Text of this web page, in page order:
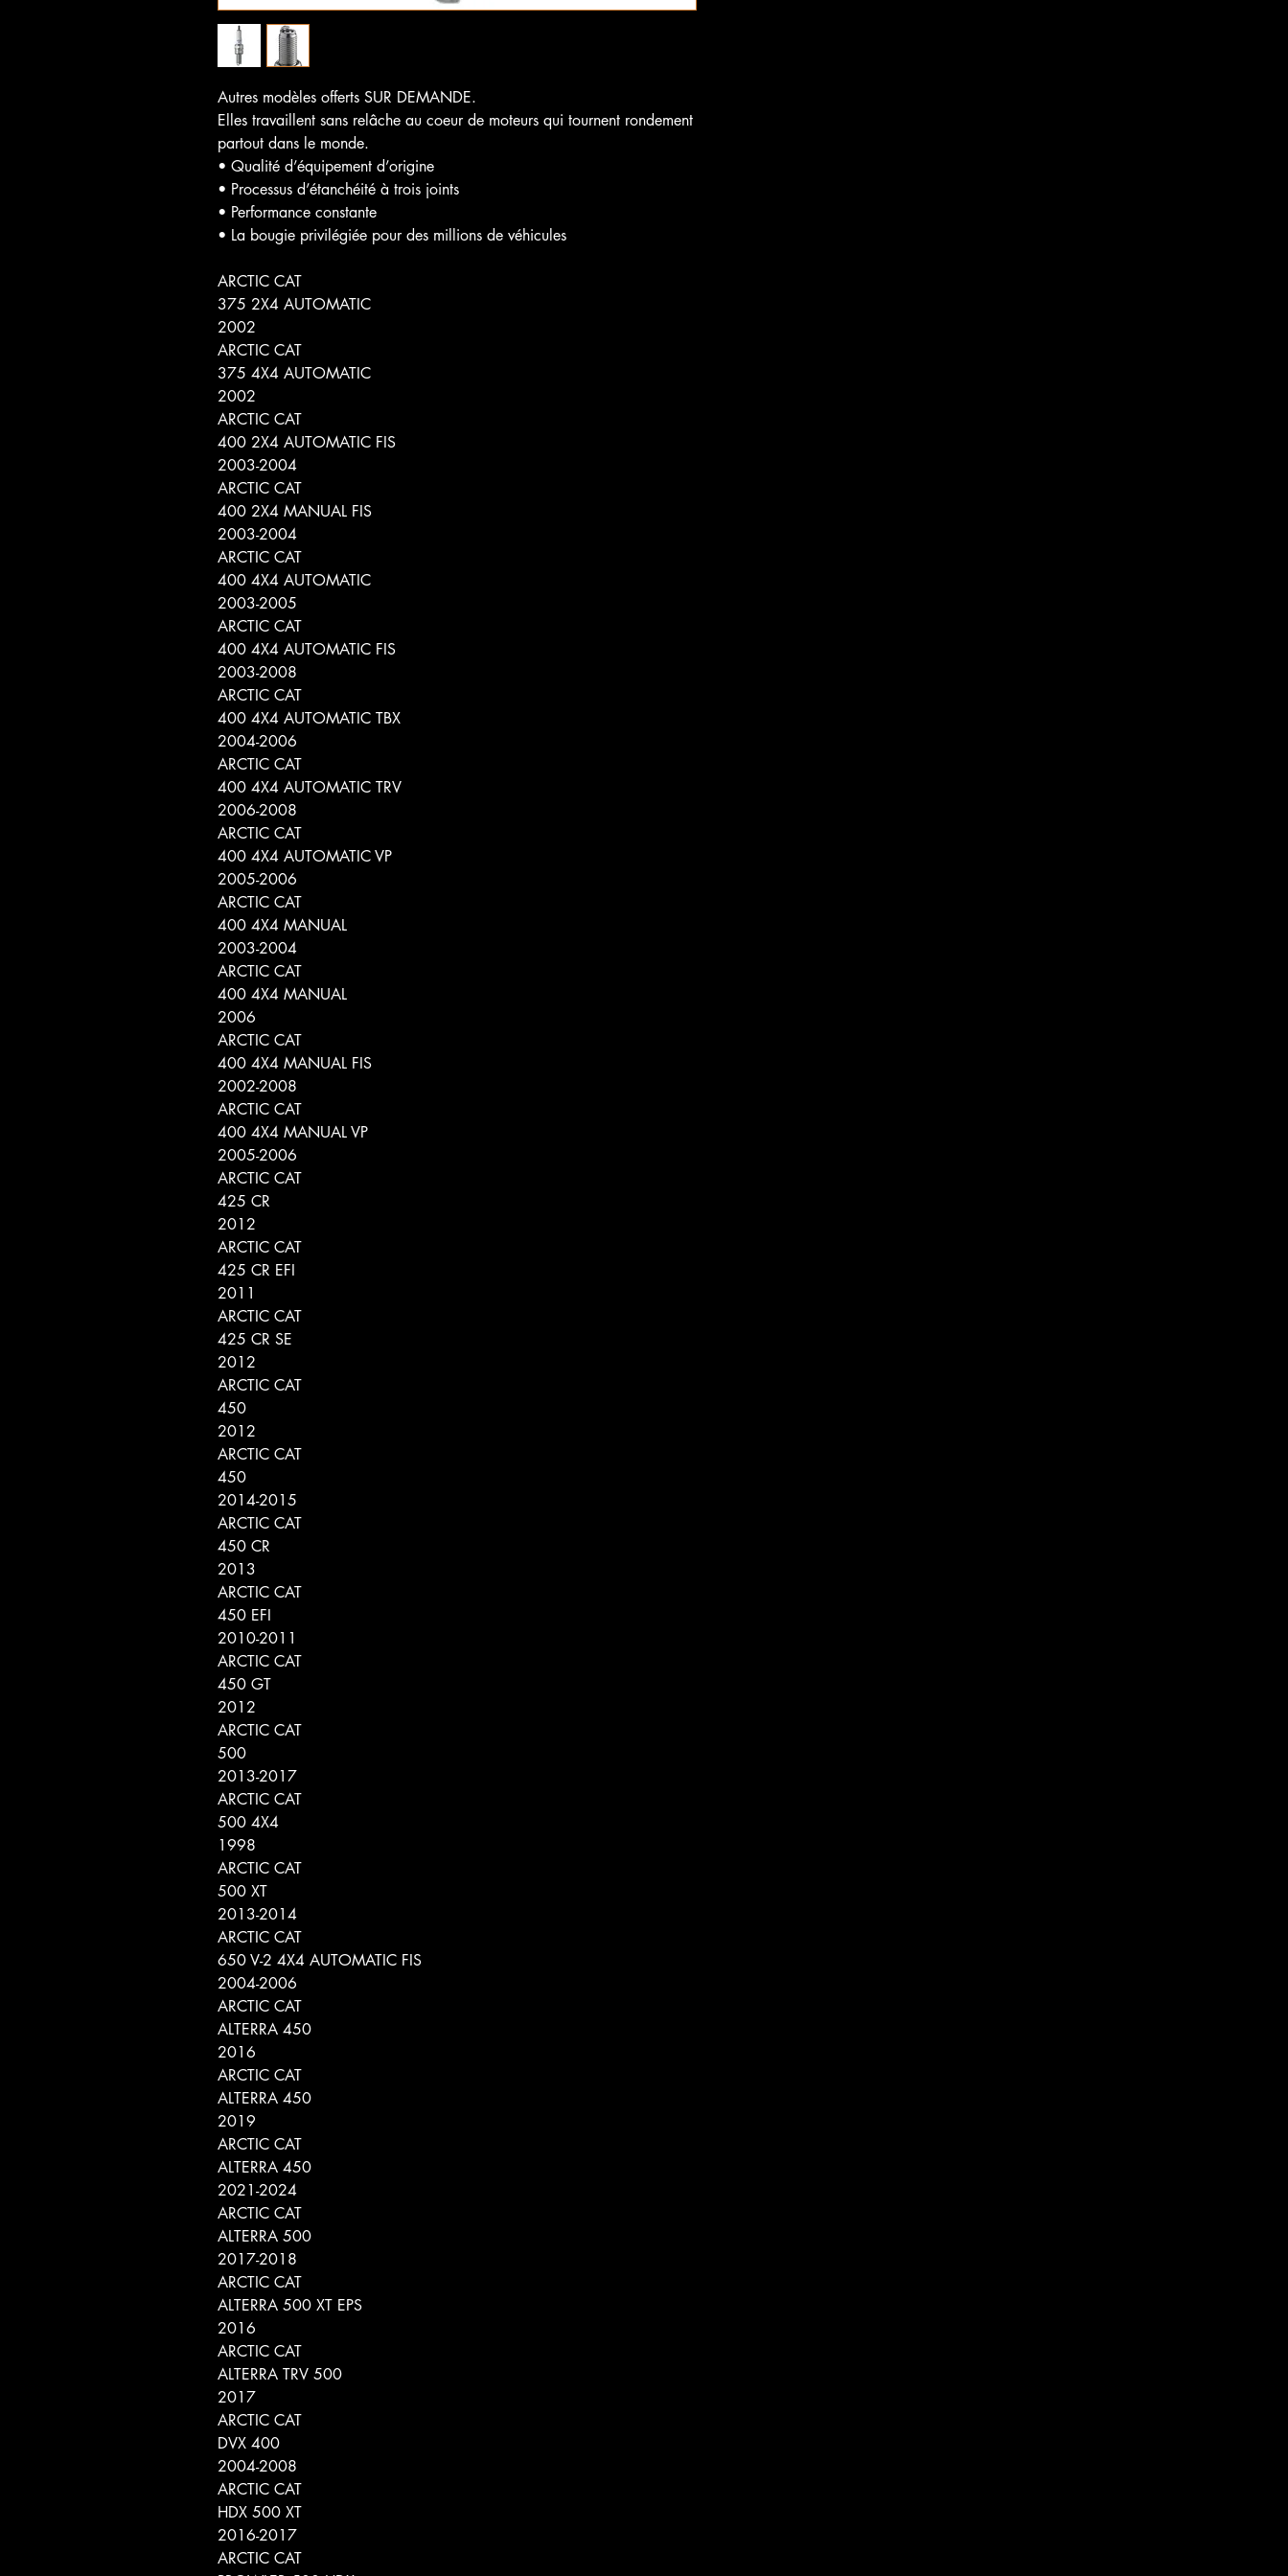
Autres modèles offerts SUR DEMANDE.
Elles travaillent sans relâche au coeur de moteurs qui tournent rondement
partout dans le monde.
• Qualité d’équipement d’origine
• Processus d’étanchéité à trois joints
• Performance constante
• La bougie privilégiée pour des millions de véhicules
ARCTIC CAT
375 2X4 AUTOMATIC
2002
ARCTIC CAT
375 4X4 AUTOMATIC
2002
ARCTIC CAT
400 2X4 AUTOMATIC FIS
2003-2004
ARCTIC CAT
400 2X4 MANUAL FIS
2003-2004
ARCTIC CAT
400 4X4 AUTOMATIC
2003-2005
ARCTIC CAT
400 4X4 AUTOMATIC FIS
2003-2008
ARCTIC CAT
400 4X4 AUTOMATIC TBX
2004-2006
ARCTIC CAT
400 4X4 AUTOMATIC TRV
2006-2008
ARCTIC CAT
400 4X4 AUTOMATIC VP
2005-2006
ARCTIC CAT
400 4X4 MANUAL
2003-2004
ARCTIC CAT
400 4X4 MANUAL
2006
ARCTIC CAT
400 4X4 MANUAL FIS
2002-2008
ARCTIC CAT
400 4X4 MANUAL VP
2005-2006
ARCTIC CAT
425 CR
2012
ARCTIC CAT
425 CR EFI
2011
ARCTIC CAT
425 CR SE
2012
ARCTIC CAT
450
2012
ARCTIC CAT
450
2014-2015
ARCTIC CAT
450 CR
2013
ARCTIC CAT
450 EFI
2010-2011
ARCTIC CAT
450 GT
2012
ARCTIC CAT
500
2013-2017
ARCTIC CAT
500 4X4
1998
ARCTIC CAT
500 XT
2013-2014
ARCTIC CAT
650 V-2 4X4 AUTOMATIC FIS
2004-2006
ARCTIC CAT
ALTERRA 450
2016
ARCTIC CAT
ALTERRA 450
2019
ARCTIC CAT
ALTERRA 450
2021-2024
ARCTIC CAT
ALTERRA 500
2017-2018
ARCTIC CAT
ALTERRA 500 XT EPS
2016
ARCTIC CAT
ALTERRA TRV 500
2017
ARCTIC CAT
DVX 400
2004-2008
ARCTIC CAT
HDX 500 XT
2016-2017
ARCTIC CAT